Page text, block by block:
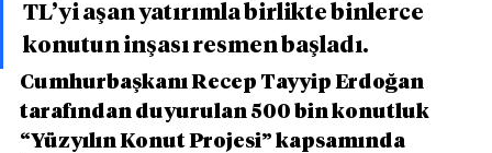
TL’yi aşan yatırımla birlikte binlerce
konutun inşası resmen başladı.
Cumhurbaşkanı Recep Tayyip Erdoğan
tarafından duyurulan 500 bin konutluk
“Yüzyılın Konut Projesi” kapsamında